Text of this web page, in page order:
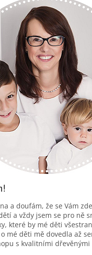
a doufám, že se Vám
a vždy jsem se pro ně
které by mé děti
mé děti mě dovedla až
s kvalitními dřevěnými